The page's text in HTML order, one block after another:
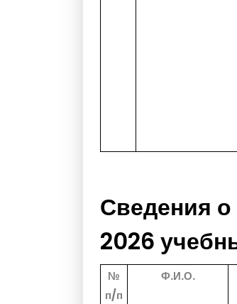
Сведения
2026
№
п/п
Ф.И.О.